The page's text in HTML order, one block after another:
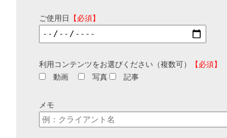
ご使用日 【必須】
利用コンテンツをお選びください（複数可）
【必須】
動画
写真 記事
メモ